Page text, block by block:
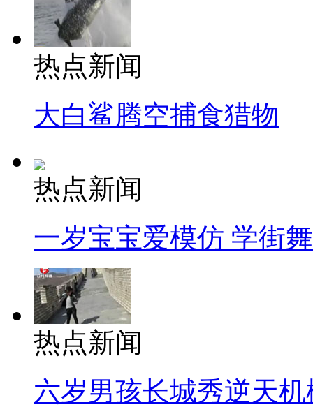
热点新闻
大白鲨腾空捕食猎物
热点新闻
一岁宝宝爱模仿 学街
热点新闻
六岁男孩长城秀逆天机